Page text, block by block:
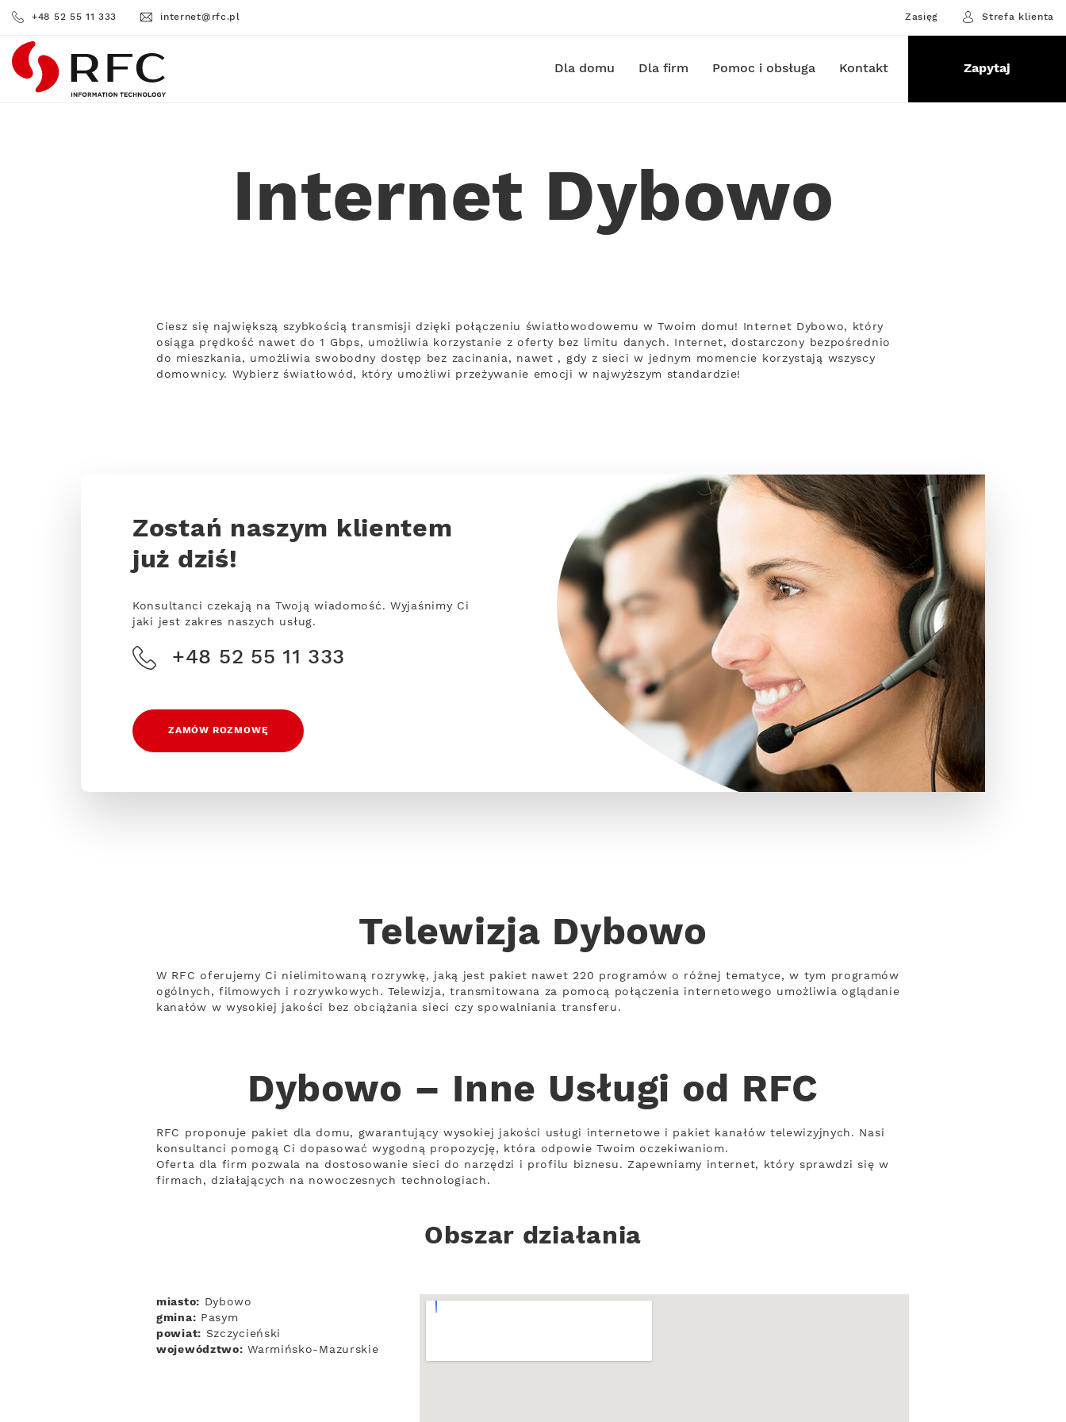
+48 52 55 11 333 internet@rfc.pl Zasięg Strefa klienta
RFC Dla domu Dla firm Pomoc i obsługa Kontakt Zapytaj
Internet Dybowo
Ciesz się największą szybkością transmisji dzięki połączeniu światłowodowemu w Twoim domu! Internet Dybowo, który
osiąga prędkość nawet do 1 Gbps, umożliwia korzystanie z oferty bez limitu danych. Internet, dostarczony bezpośrednio
do mieszkania, umożliwia swobodny dostęp bez zacinania, nawet , gdy z sieci w jednym momencie korzystają wszyscy
domownicy. Wybierz światłowód, który umożliwi przeżywanie emocji w najwyższym standardzie!
Zostań naszym klientem
już dziś!
Konsultanci czekają na Twoją wiadomość. Wyjaśnimy Ci
jaki jest zakres naszych usług.
+48 52 55 11 333
ZAMÓW ROZMOWĘ
Telewizja Dybowo
W RFC oferujemy Ci nielimitowaną rozrywkę, jaką jest pakiet nawet 220 programów o różnej tematyce, w tym programów
ogólnych, filmowych i rozrywkowych. Telewizja, transmitowana za pomocą połączenia internetowego umożliwia oglądanie
kanałów w wysokiej jakości bez obciążania sieci czy spowalniania transferu.
Dybowo – Inne Usługi od RFC
RFC proponuje pakiet dla domu, gwarantujący wysokiej jakości usługi internetowe i pakiet kanałów telewizyjnych. Nasi
konsultanci pomogą Ci dopasować wygodną propozycję, która odpowie Twoim oczekiwaniom.
Oferta dla firm pozwala na dostosowanie sieci do narzędzi i profilu biznesu. Zapewniamy internet, który sprawdzi się w
firmach, działających na nowoczesnych technologiach.
Obszar działania
miasto: Dybowo
gmina: Pasym
powiat: Szczycieński
województwo: Warmińsko-Mazurskie